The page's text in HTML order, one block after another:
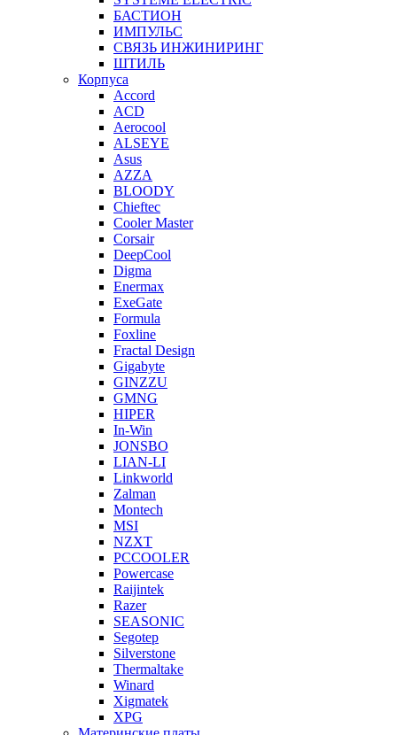
БАСТИОН
ИМПУЛЬС
СВЯЗЬ ИНЖИНИРИНГ
ШТИЛЬ
Корпуса
Accord
ACD
Aerocool
ALSEYE
Asus
AZZA
BLOODY
Chieftec
Cooler Master
Corsair
DeepCool
Digma
Enermax
ExeGate
Formula
Foxline
Fractal Design
Gigabyte
GINZZU
GMNG
HIPER
In-Win
JONSBO
LIAN-LI
Linkworld
Zalman
Montech
MSI
NZXT
PCCOOLER
Powercase
Raijintek
Razer
SEASONIC
Segotep
Silverstone
Thermaltake
Winard
Xigmatek
XPG